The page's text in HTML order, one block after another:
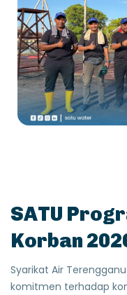
SATU
Korban
Syarikat Air
komitmen terhadap